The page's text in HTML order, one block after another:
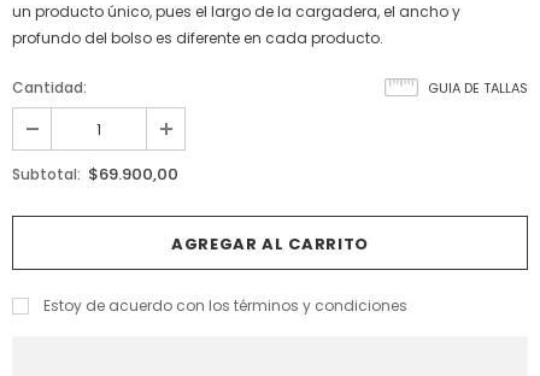
un producto único, pues el largo de la cargadera, el ancho y
profundo del bolso es diferente en cada producto.
GUIA DE TALLAS
Cantidad:
Subtotal: $69.900,00
Estoy de acuerdo con los términos y condiciones